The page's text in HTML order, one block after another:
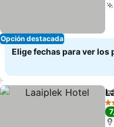
Opción destacada
Elige fechas para ver los
2